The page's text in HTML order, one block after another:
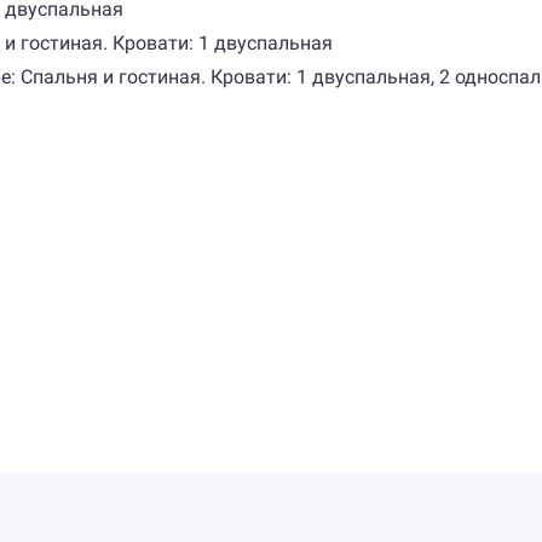
Кровати: 1 двуспальная
и гостиная. Кровати: 1 двуспальная, 2